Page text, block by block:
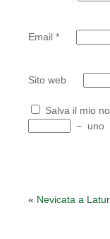
Email *
Sito web
Salva il mio
− uno
« Nevicata a